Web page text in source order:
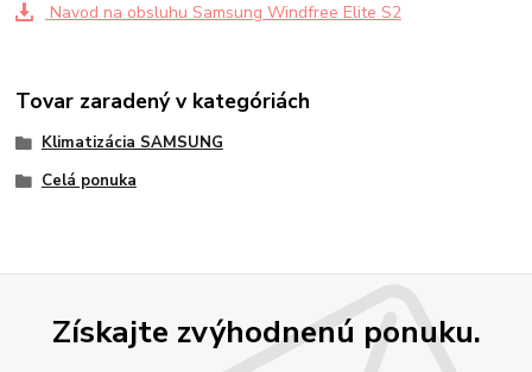
Navod na obsluhu Samsung Windfree Elite S2
Tovar zaradený v kategóriách
Klimatizácia SAMSUNG
Celá ponuka
Získajte zvýhodnenú ponuku.